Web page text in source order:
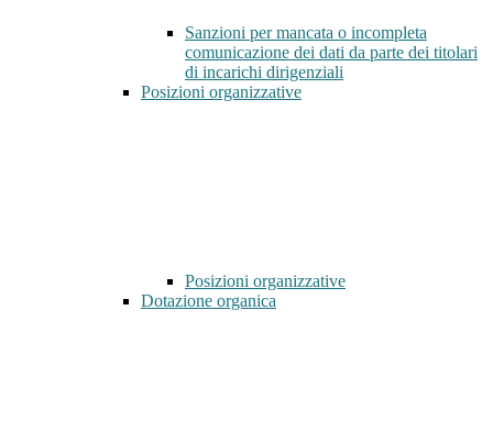
Sanzioni per mancata o incompleta
comunicazione dei dati da parte dei titolari
di incarichi dirigenziali
Posizioni organizzative
Posizioni organizzative
Dotazione organica